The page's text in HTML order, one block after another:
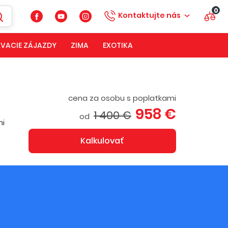
Kontaktujte nás 0
ZÁJAZDY ZIMA EXOTIKA
cena za osobu s poplatkami
od 1 400 € 958 €
Kalkulovať